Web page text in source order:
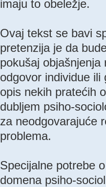
imaju to obeležje.
Ovaj tekst se bavi
pretenzija je da
pokušaj
odgovor individue
opis nekih pratećih
dubljem psiho-
za neodgovarajuće
problema.
Specijalne potrebe
domena psiho-